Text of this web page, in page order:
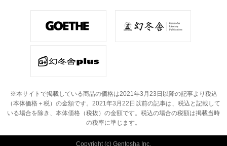
※本サイトで掲載している商品の価格は2021年3月23日以降の記事より税込
（本体価格＋税）の金額です。 2021年3月22日以前の記事は、税込と記載して
いる場合を除き、本体価格（税抜）の金額です。 税込の場合の税額は掲載当時
の税率に準じます。
Copyright (c) Gentosha Inc.